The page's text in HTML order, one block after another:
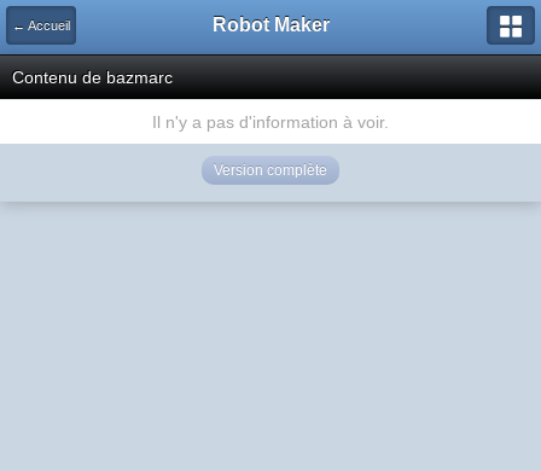
← Accueil Robot Maker
Contenu de bazmarc
Il n'y a pas d'information à voir.
Version complète